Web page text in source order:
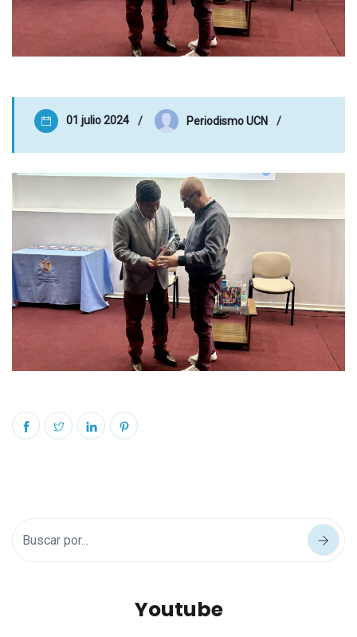
01 julio 2024 Periodismo UCN
Youtube